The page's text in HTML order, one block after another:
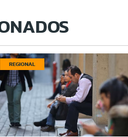
REGIONAL